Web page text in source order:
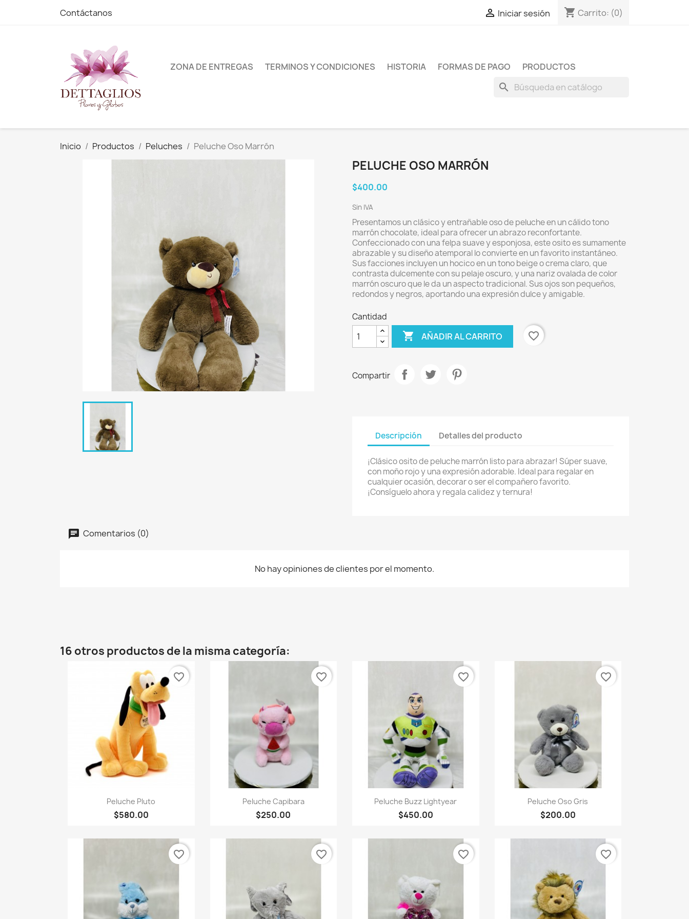
Contáctanos  Iniciar sesión shopping_cart Carrito: (0)
ZONA DE ENTREGAS TERMINOS Y CONDICIONES HISTORIA FORMAS DE PAGO PRODUCTOS
search
Inicio Productos Peluches Peluche Oso Marrón
PELUCHE OSO MARRÓN
$400.00
Sin IVA
Presentamos un clásico y entrañable oso de peluche en un cálido tono
marrón chocolate, ideal para ofrecer un abrazo reconfortante.
Confeccionado con una felpa suave y esponjosa, este osito es sumamente
abrazable y su diseño atemporal lo convierte en un favorito instantáneo.
Sus facciones incluyen un hocico en un tono beige o crema claro, que
contrasta dulcemente con su pelaje oscuro, y una nariz ovalada de color
marrón oscuro que le da un aspecto tradicional. Sus ojos son pequeños,
redondos y negros, aportando una expresión dulce y amigable.
Cantidad
 AÑADIR AL CARRITO favorite_border
Compartir
Descripción Detalles del producto
¡Clásico osito de peluche marrón listo para abrazar! Súper suave,
con moño rojo y una expresión adorable. Ideal para regalar en
cualquier ocasión, decorar o ser el compañero favorito.
¡Consíguelo ahora y regala calidez y ternura!
Comentarios (0)
No hay opiniones de clientes por el momento.
16 otros productos de la misma categoría:
Vista rápida
Peluche Pluto
$580.00
favorite_border
Vista rápida
Peluche Capibara
$250.00
favorite_border
Vista rápida
Peluche Buzz Lightyear
$450.00
favorite_border
Vista rápida
Peluche Oso Gris
$200.00
favorite_border
favorite_border favorite_border favorite_border favorite_border